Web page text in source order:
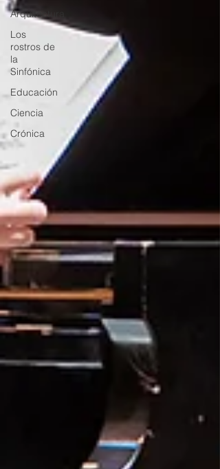
Arquitectura
Los
rostros de
la
Sinfónica
Educación
Ciencia
Crónica